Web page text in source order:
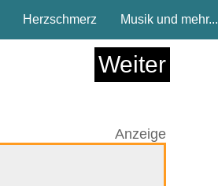
Herzschmerz Musik und mehr...
Weiter
Anzeige